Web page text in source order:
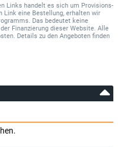
Links handelt es sich um Provisions-
Link eine Bestellung, erhalten wir
Das bedeutet keine
Finanzierung dieser Website. Alle
Details zu den Angeboten finden